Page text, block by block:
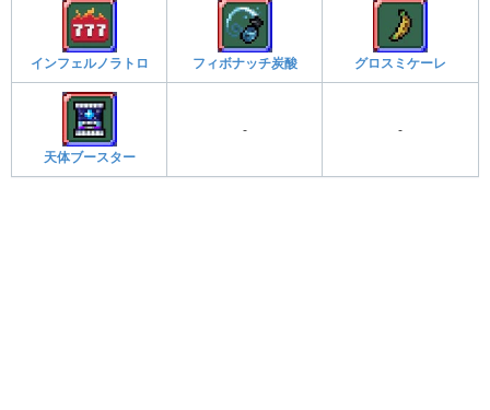
インフェルノラトロ フィボナッチ炭酸 グロスミケーレ
天体ブースター
- -